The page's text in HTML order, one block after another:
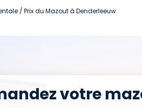
/ Prix du Mazout à Denderleeuw
votre